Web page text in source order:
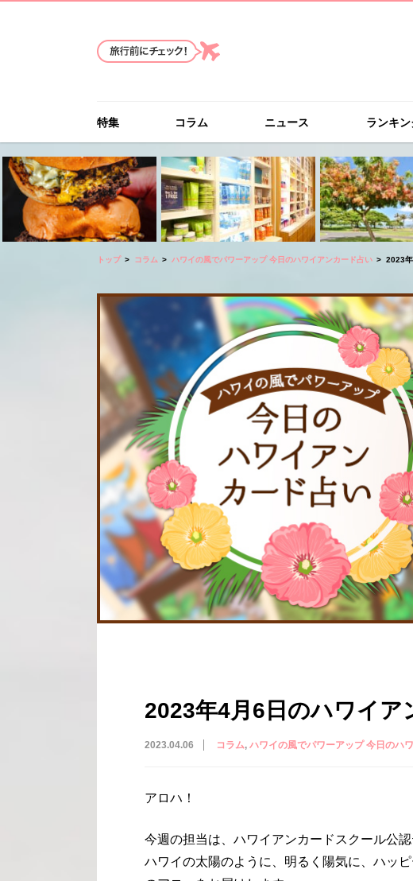
特集 コラム ニュース ランキン
トップ コラム ハワイの風でパワーアップ 今日のハワイアンカード占い 2023
2023年4月6日のハワイア
2023.04.06 コラム ハワイの風でパワーアップ 今日のハ
アロハ！
今週の担当は、ハワイアンカードスクール公
ハワイの太陽のように、明るく陽気に、ハッ